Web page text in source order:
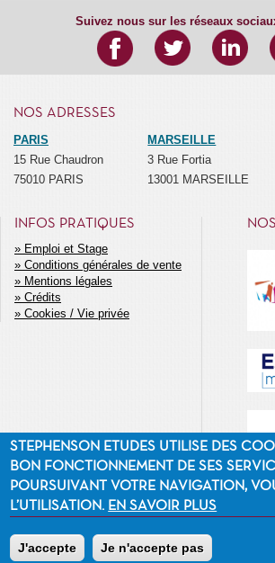
Suivez nous sur les réseaux
NOS ADRESSES
PARIS
15 Rue Chaudron
75010 PARIS
MARSEILLE
3 Rue Fortia
13001 MARSEILLE
INFOS PRATIQUES
MENU
SECONDAIRE
Emploi et Stage
Conditions générales de vente
Mentions légales
Crédits
Cookies / Vie privée
©2014 Stephenson Etudes
STEPHENSON ETUDES UTILISE DES
BON FONCTIONNEMENT DE SES
POURSUIVANT VOTRE NAVIGATION,
L’UTILISATION. EN SAVOIR PLUS
J'accepte Je n'accepte pas